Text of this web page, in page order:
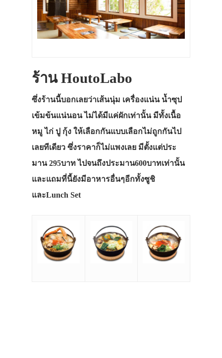
ร้าน HoutoLabo
ซึ่งร้านนี้บอกเลยว่าเส้นนุ่ม เครื่องแน่น น้ำซุป
เข้มข้นแน่นอน ไม่ได้มีแค่ผักเท่านั้น มีทั้งเนื้อ
หมู ไก่ ปู กุ้ง ให้เลือกกันแบบเลือกไม่ถูกกันไป
เลยทีเดียว ซึ่งราคาก็ไม่แพงเลย มีตั้งแต่ประ
มาน 295บาท ไปจนถึงประมาน600บาทเท่านั้น
และแถมที่นี้ยังมีอาหารอื่นๆอีกทั้งซูชิ
และLunch Set